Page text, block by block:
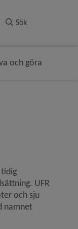
Sök
och göra
UFR
och sju
namnet